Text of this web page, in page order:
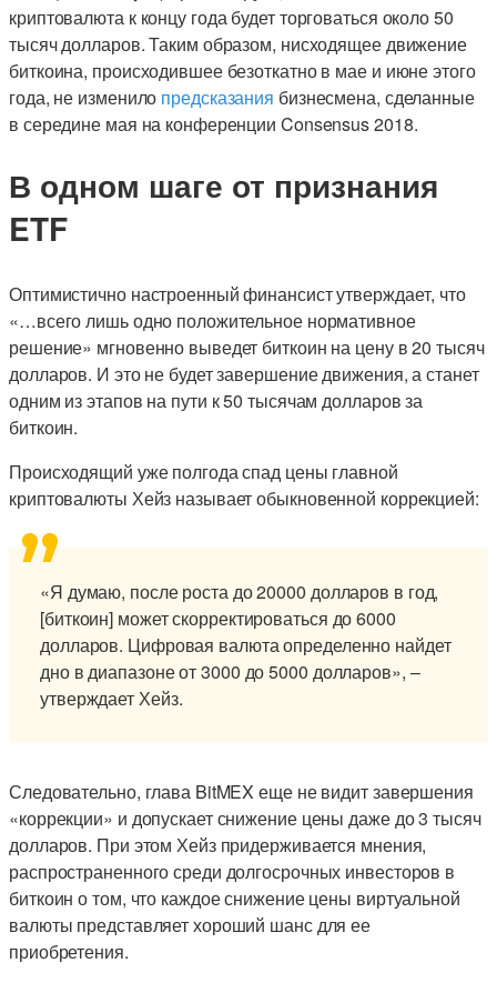
криптовалюта к концу года будет торговаться около 50
тысяч долларов. Таким образом, нисходящее движение
биткоина, происходившее безоткатно в мае и июне этого
года, не изменило предсказания бизнесмена, сделанные
в середине мая на конференции Consensus 2018.
В одном шаге от признания
ETF
Оптимистично настроенный финансист утверждает, что
«…всего лишь одно положительное нормативное
решение» мгновенно выведет биткоин на цену в 20 тысяч
долларов. И это не будет завершение движения, а станет
одним из этапов на пути к 50 тысячам долларов за
биткоин.
Происходящий уже полгода спад цены главной
криптовалюты Хейз называет обыкновенной коррекцией:
«Я думаю, после роста до 20000 долларов в год,
[биткоин] может скорректироваться до 6000
долларов. Цифровая валюта определенно найдет
дно в диапазоне от 3000 до 5000 долларов», –
утверждает Хейз.
Следовательно, глава BitMEX еще не видит завершения
«коррекции» и допускает снижение цены даже до 3 тысяч
долларов. При этом Хейз придерживается мнения,
распространенного среди долгосрочных инвесторов в
биткоин о том, что каждое снижение цены виртуальной
валюты представляет хороший шанс для ее
приобретения.